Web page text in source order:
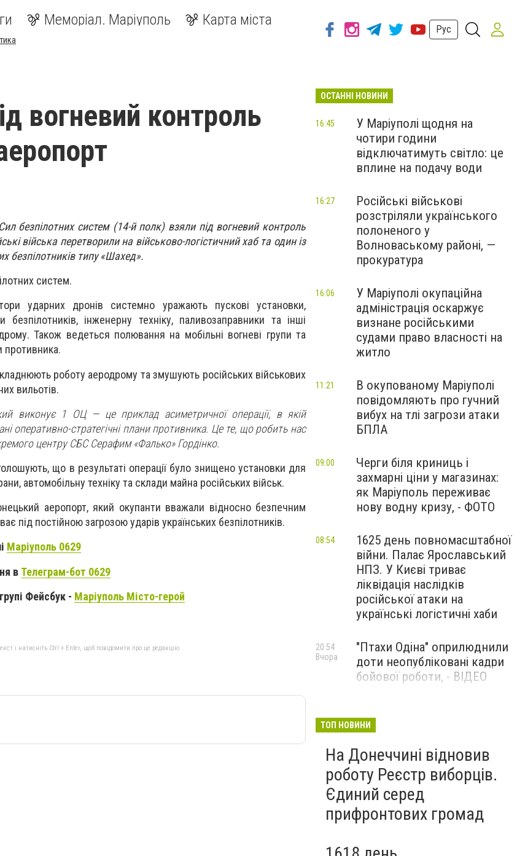
Меморіал. Маріуполь Карта міста
Рус
вогневий контроль
безпілотних систем (14-й полк) взяли під вогневий контроль
війська перетворили на військово-логістичний хаб та один із
безпілотників типу «Шахед».
систем.
ударних дронів системно уражають пускові установки,
безпілотників, інженерну техніку, паливозаправники та інші
Також ведеться полювання на мобільні вогневі групи та
противника.
роботу аеродрому та змушують російських військових
вильотів.
виконує 1 ОЦ — це приклад асиметричної операції, в якій
оперативно-стратегічні плани противника. Це те, що робить нас
центру СБС Серафим «Фалько» Гордінко.
що в результаті операції було знищено установки для
автомобільну техніку та склади майна російських військ.
аеропорт, який окупанти вважали відносно безпечним
під постійною загрозою ударів українських безпілотників.
Маріуполь 0629
в Телеграм-бот 0629
Фейсбук - Маріуполь Місто-герой
і натисніть Ctrl + Enter, щоб повідомити про це редакцію
ОСТАННІ НОВИНИ
У Маріуполі щодня на
чотири години
відключатимуть світло: це
вплине на подачу води
16:45
Російські військові
розстріляли українського
полоненого у
Волноваському районі, —
прокуратура
16:27
У Маріуполі окупаційна
адміністрація оскаржує
визнане російськими
судами право власності на
житло
16:06
В окупованому Маріуполі
повідомляють про гучний
вибух на тлі загрози атаки
БПЛА
11:21
Черги біля криниць і
захмарні ціни у магазинах:
як Маріуполь переживає
нову водну кризу, - ФОТО
09:00
1625 день повномасштабної
війни. Палає Ярославський
НПЗ. У Києві триває
ліквідація наслідків
російської атаки на
українські логістичні хаби
08:54
"Птахи Одіна" оприлюднили
доти неопубліковані кадри
бойової роботи, - ВІДЕО
20:54
Вчора
Бєдняков зіграє тата
новому українському
фільмі, - ФОТО
Вчора
ТОП НОВИНИ
На Донеччині відновив
роботу Реєстр виборців.
Єдиний серед
прифронтових громад